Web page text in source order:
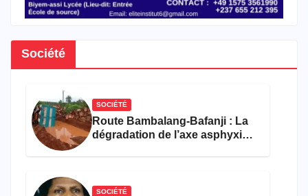
Société
SOCIÉTÉ
Route Bambalang-Bafanji : La
dégradation de l’axe asphyxie
SOCIÉTÉ